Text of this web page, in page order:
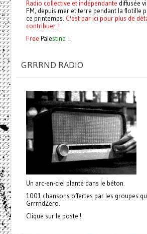
Radio collective et indépendante diffusée
FM, depuis mer et terre pendant la flotille
ce printemps. C'est par ici pour plus de
contribuer !
Free Palestine !
GRRRND RADIO
Un arc-en-ciel planté dans le béton.
1001 chansons offertes par les groupes
GrrrndZero.
Clique sur le poste !